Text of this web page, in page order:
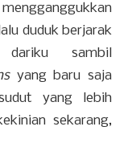
duduk berjarak
sambil
yang baru saja
yang lebih
sekarang,